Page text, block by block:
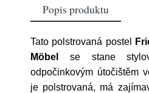
Popis produktu
Tato polstrovaná postel
Möbel
se stane
odpočinkovým útočištěm
je polstrovaná, má